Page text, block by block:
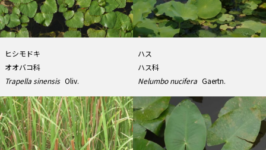
ヒシモドキ
オオバコ科
Trapella sinensis Oliv.
ハス
ハス科
Nelumbo nucifera Gaertn.